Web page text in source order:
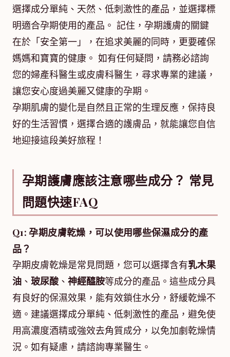
選擇成分單純、天然、低刺激性的產品，並選擇標
明適合孕期使用的產品。 記住，孕期護膚的關鍵
在於「安全第一」，在追求美麗的同時，更要確保
媽媽和寶寶的健康。 如有任何疑問，請務必諮詢
您的婦產科醫生或皮膚科醫生，尋求專業的建議，
讓您安心度過美麗又健康的孕期。
孕期肌膚的變化是自然且正常的生理反應，保持良
好的生活習慣，選擇合適的護膚品，就能讓您自信
地迎接這段美好旅程！
孕期護膚應該注意哪些成分？ 常見
問題快速FAQ
Q1: 孕期皮膚乾燥，可以使用哪些保濕成分的產
品？
孕期皮膚乾燥是常見問題，您可以選擇含有乳木果
油 、 玻尿酸、 神經醯胺等成分的產品。這些成分具
有良好的保濕效果，能有效鎖住水分，舒緩乾燥不
適。建議選擇成分單純、低刺激性的產品，避免使
用高濃度酒精或強效去角質成分，以免加劇乾燥情
況。如有疑慮，請諮詢專業醫生。